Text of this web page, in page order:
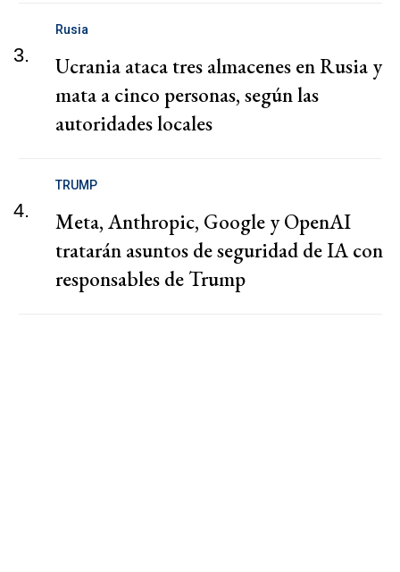
3.
Rusia
Ucrania ataca tres almacenes en Rusia y
mata a cinco personas, según las
autoridades locales
4.
TRUMP
Meta, Anthropic, Google y OpenAI
tratarán asuntos de seguridad de IA con
responsables de Trump